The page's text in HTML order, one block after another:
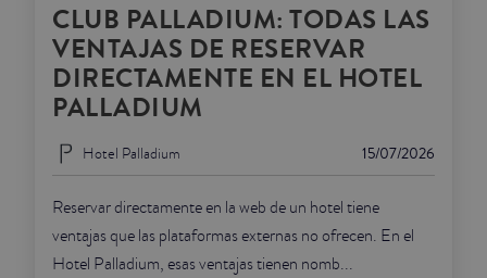
CLUB PALLADIUM: TODAS LAS
VENTAJAS DE RESERVAR
DIRECTAMENTE EN EL HOTEL
PALLADIUM
15/07/2026
Hotel Palladium
Reservar directamente en la web de un hotel tiene
ventajas que las plataformas externas no ofrecen. En el
Hotel Palladium, esas ventajas tienen nomb...